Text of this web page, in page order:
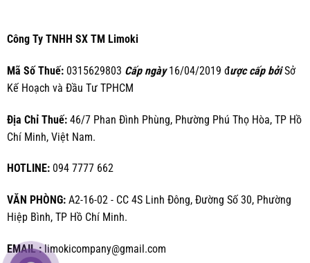
Công Ty TNHH SX TM Limoki
Mã Số Thuế:0315629803 Cấp ngày16/04/2019 được cấp bởiSở
Kế Hoạch và Đầu Tư TPHCM
Địa Chỉ Thuế:46/7 Phan Đình Phùng, Phường Phú Thọ Hòa, TP Hồ
Chí Minh, Việt Nam.
HOTLINE:094 7777 662
VĂN PHÒNG:A2-16-02 - CC 4S Linh Đông, Đường Số 30, Phường
Hiệp Bình, TP Hồ Chí Minh.
EMAIL :limokicompany@gmail.com